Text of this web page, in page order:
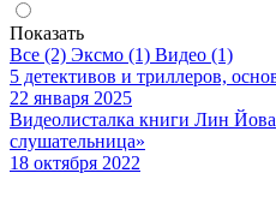
Показать
Все (2) Эксмо (1) Видео (1)
5 детективов и триллеров,
22 января 2025
Видеолисталка книги Лин
слушательница»
18 октября 2022